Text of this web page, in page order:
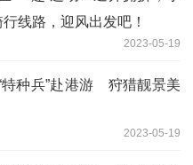
线路，迎风出发吧！
2023-05-19
特种兵”赴港游 狩猎靓景美
2023-05-19